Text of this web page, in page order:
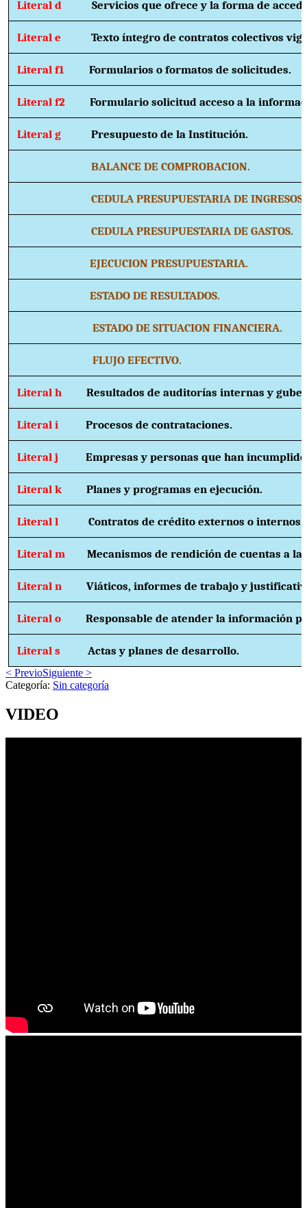
Literal dServicios que ofrece y la forma de
Literal eTexto íntegro de contratos colectivos
Literal f1Formularios o formatos de solicitudes.
Literal f2Formulario solicitud acceso a la
Literal gPresupuesto de la Institución.
BALANCE DE COMPROBACION.
CEDULA PRESUPUESTARIA DE INGRESOS.
CEDULA PRESUPUESTARIA DE GASTOS.
EJECUCION PRESUPUESTARIA.
ESTADO DE RESULTADOS.
ESTADO DE SITUACION FINANCIERA.
FLUJO EFECTIVO.
Literal hResultados de auditorías internas y
Literal iProcesos de contrataciones.
Literal jEmpresas y personas que han
Literal kPlanes y programas en ejecución.
Literal lContratos de crédito externos o internos.
Literal mMecanismos de rendición de cuentas a la
Literal nViáticos, informes de trabajo y
Literal oResponsable de atender la información
Literal s Actas y planes de desarrollo.
< PrevioSiguiente >
Categoría: Sin categoría
VIDEO